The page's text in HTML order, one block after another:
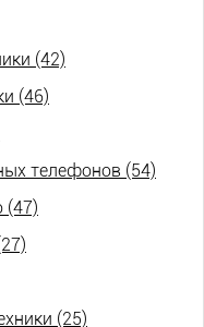
(42)
(46)
телефонов (54)
(47)
(25)